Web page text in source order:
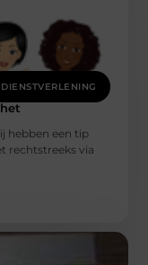
DIENSTVERLENING
hebben een tip
rechtstreeks via